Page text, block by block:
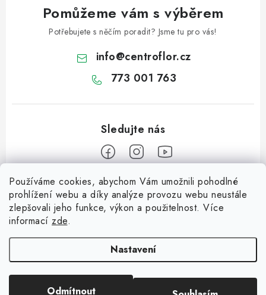
Používáme cookies, abychom Vám umožnili pohodlné
prohlížení webu a díky analýze provozu webu neustále
zlepšovali jeho funkce, výkon a použitelnost. Více
informací zde.
Nastavení
Odmítnout
Pomůžeme vám s výběrem
Potřebujete s něčím poradit? Jsme tu pro vás!
info@centroflor.cz
773 001 763
Informace pro vás
Dopravné
Kontaktujte nás
Tipy na tvoření
Jutový Mikuláš, anděl a čert - perfektní zábava pro děti